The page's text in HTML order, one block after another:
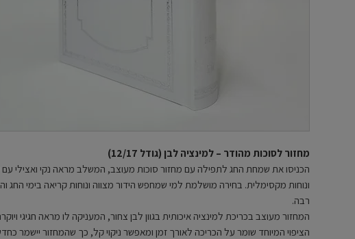
מחזור לסוכות מהודר – למינציה לבן (גודל 12/17)
הכניסו את שמחת החג לתפילה עם מחזור סוכות מעוצב, המשלב מראה נקי ואצילי עם
ונוחות מקסימלית. בחירה מושלמת למי שמחפש הידור מצווה ונוחות קריאה בימי החג
רבה.
המחזור מעוצב בכריכת למינציה איכותית בגוון לבן צחור, המעניקה לו מראה חגיגי
הציפוי המיוחד שומר על הכריכה לאורך זמן ומאפשר ניקוי קל, כך שהמחזור יישמר